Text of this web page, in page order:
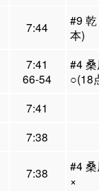
7:44
#9
本)
7:41
66-54
#4
○(18
7:41
7:38
7:38
#4
×